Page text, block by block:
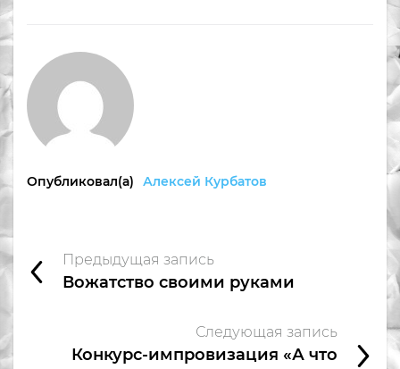
Опубликовал(а) Алексей Курбатов
Предыдущая запись
Вожатство своими руками
Следующая запись
Конкурс-импровизация «А что